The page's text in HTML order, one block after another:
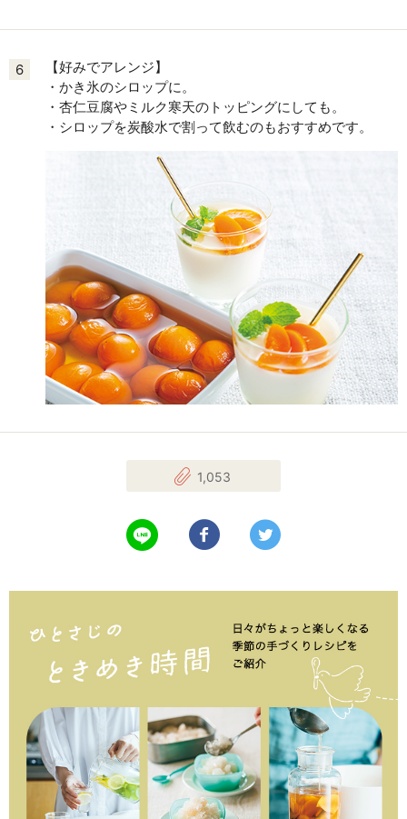
6
【好みでアレンジ】
・かき氷のシロップに。
・杏仁豆腐やミルク寒天のトッピングにしても。
・シロップを炭酸水で割って飲むのもおすすめです。
1,053
LINEで送る Facebookでシェアする